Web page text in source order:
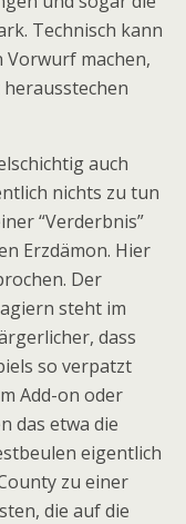
Technisch kann
Vorwurf machen,
auch
nichts zu tun
“Verderbnis”
Erzdämon. Hier
Der
steht im
dass
so verpatzt
Add-on oder
das etwa die
eigentlich
zu einer
die auf die